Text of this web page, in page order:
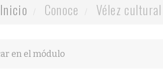
Inicio Conoce Vélez cultural